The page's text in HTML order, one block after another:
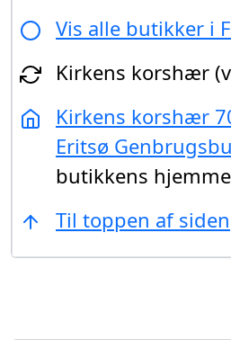
Vis alle butikker i
Kirkens korshær
Kirkens korshær
Eritsø
butikkens
Til toppen af siden